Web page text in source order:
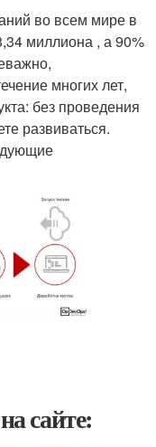
во всем мире в
миллиона , а 90%
многих лет,
без проведения
развиваться.
сайте: